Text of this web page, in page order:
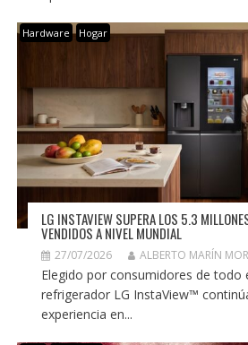
Hardware Hogar
LG INSTAVIEW SUPERA LOS 5.3
VENDIDOS A NIVEL MUNDIAL
27/07/2026 ALBERTO MARÍN
Elegido por consumidores de todo
refrigerador LG InstaView™
experiencia en...